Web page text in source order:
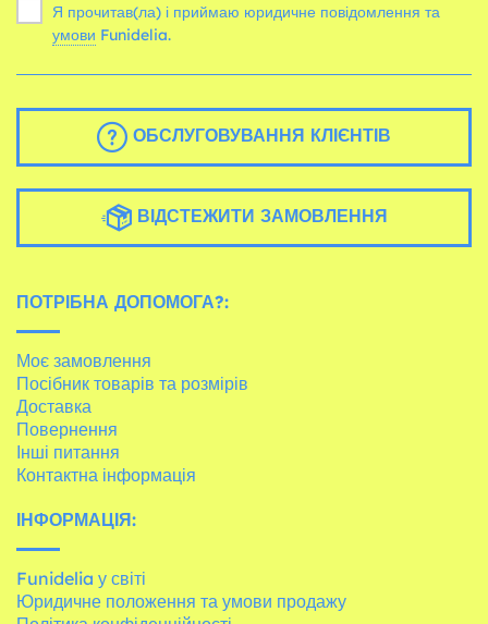
Я прочитав(ла) і приймаю юридичне повідомлення та
умови Funidelia.
ОБСЛУГОВУВАННЯ КЛІЄНТІВ
ВІДСТЕЖИТИ ЗАМОВЛЕННЯ
ПОТРІБНА ДОПОМОГА?:
Моє замовлення
Посібник товарів та розмірів
Доставка
Повернення
Інші питання
Контактна інформація
ІНФОРМАЦІЯ:
Funidelia у світі
Юридичне положення та умови продажу